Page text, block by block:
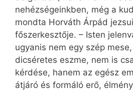
nehézségeinkben, még a
mondta Horváth Árpád
főszerkesztője. – Isten
ugyanis nem egy szép
dicséretes eszme, nem is
kérdése, hanem az egész
átjáró és formáló erő,